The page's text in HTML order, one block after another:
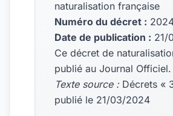
naturalisation française
Numéro du décret :
Date de publication : 21/
Ce décret de
publié au Journal Officiel.
Texte source :Décrets «
publié le 21/03/2024